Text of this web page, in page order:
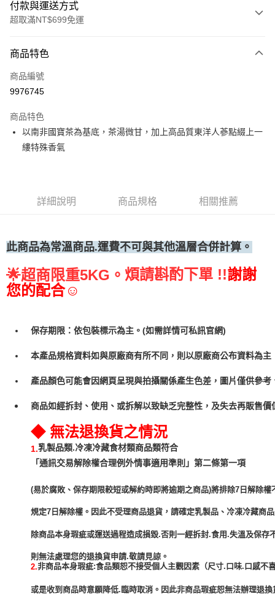
付款與運送方式
超取滿NT$699免運
信用卡一次付款
Apple Pay
運送方式
• 付款後全家取貨
每筆NT$60，滿NT$699(含以上)免運費
商品特色
商品編號
9976745
商品特色
以南非國寶茶為基底，茶湯微甘，加上高品質東洋人蔘點綴上一
縷特殊香氣
詳細說明 商品規格 相關推薦
此商品為常溫商品.運費不可與其他溫層合併計算。
🌟超商限重5KG。 煩請斟酌下單 !!謝謝
您的配合☺
保存期限：依包裝標示為主。(如需詳情可私訊官網)
本產品規格資料如與原廠商有所不同，則以原廠商公布資料為主
產品顏色可能會因網頁呈現與拍攝關係產生色差，圖片僅供參
商品如經拆封、使用、或拆解以致缺乏完整性，及失去再販售
◆ 無法退換貨之情況
1.乳製品類.冷凍冷藏食材類商品類符合
「通訊交易解除權合理例外情事適用準則」第二條第一項
(易於腐敗、保存期限較短或解約時即將逾期之商品)將排除7日解除權
規定7日解除權。因此不受理商品退貨，請確定乳製品、冷凍冷藏商
除商品本身瑕疵或運送過程造成損毀.否則一經拆封.食用.失溫及保存
2.非商品本身瑕疵:食品類恕不接受個人主觀因素（尺寸.口味.口感不
或是收到商品時意願降低.臨時取消。因此非商品瑕疵恕無法辦理退